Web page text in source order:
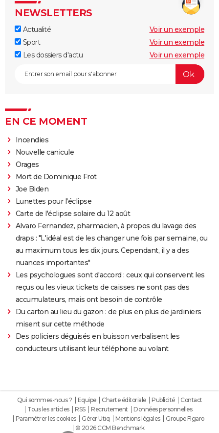
NEWSLETTERS
Actualité
Voir un exemple
Sport
Voir un exemple
Les dossiers d'actu
Voir un exemple
EN CE MOMENT
Incendies
Nouvelle canicule
Orages
Mort de Dominique Frot
Joe Biden
Lunettes pour l'éclipse
Carte de l'éclipse solaire du 12 août
Alvaro Fernandez, pharmacien, à propos du lavage des
draps : "L'idéal est de les changer une fois par semaine, ou
au maximum tous les dix jours. Cependant, il y a des
nuances importantes"
Les psychologues sont d'accord : ceux qui conservent les
reçus ou les vieux tickets de caisses ne sont pas des
accumulateurs, mais ont besoin de contrôle
Du carton au lieu du gazon : de plus en plus de jardiniers
misent sur cette méthode
Des policiers déguisés en buisson verbalisent les
conducteurs utilisant leur téléphone au volant
Qui sommes-nous ? Equipe Charte éditoriale Publicité
Contact
Tous les articles
RSS Recrutement
Données personnelles
Paramétrer les cookies
Gérer Utiq Mentions légales
Groupe Figaro
© 2026 CCM Benchmark